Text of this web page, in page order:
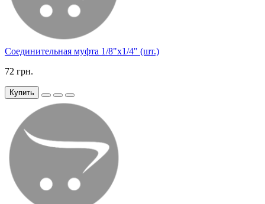
Соединительная муфта 1/8"х1/4" (шт.)
72 грн.
Купить